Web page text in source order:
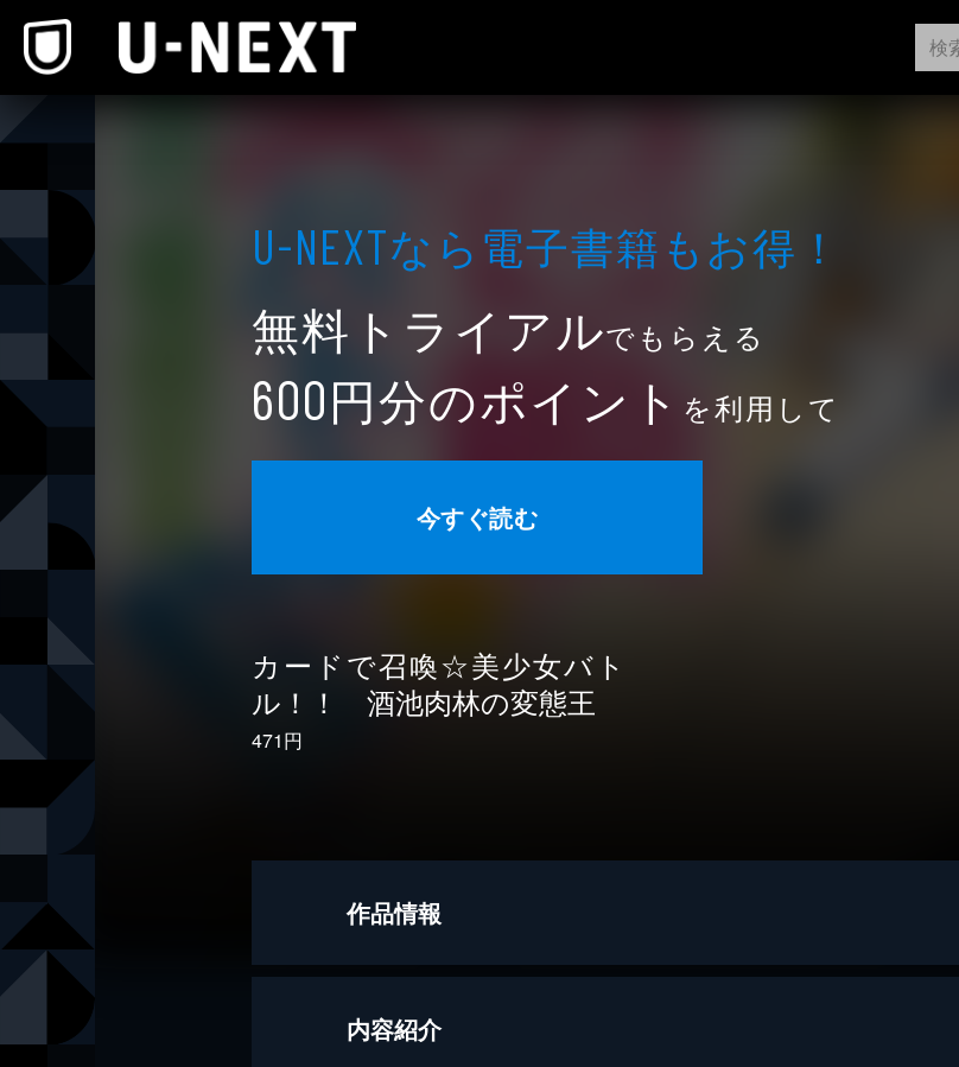
U-NEXTなら電⼦書籍もお得！
無料トライアルでもらえる
600円分のポイント を利用して
今すぐ読む
カードで召喚☆美少女バト
ル！！ 酒池肉林の変態王
471円
作品情報
著者
内容紹介